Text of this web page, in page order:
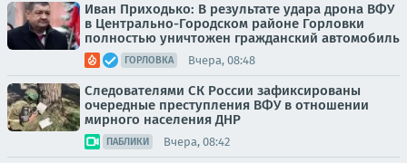
Иван Приходько: В результате удара дрона ВФУ
в Центрально-Городском районе Горловки
полностью уничтожен гражданский автомобиль
ГОРЛОВКА Вчера, 08:48
Следователями СК России зафиксированы
очередные преступления ВФУ в отношении
мирного населения ДНР
ПАБЛИКИ Вчера, 08:42